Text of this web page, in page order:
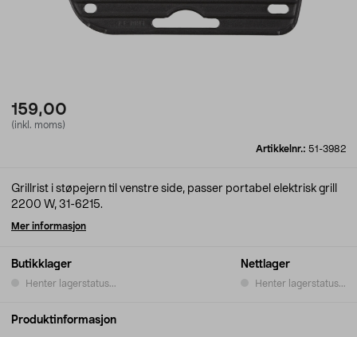
159,00
(inkl. moms)
Artikkelnr.: 51-3982
Butikklager
Henter lagerstatus...
Nettlager
Henter lagerstatus...
Grillrist i støpejern til venstre side, passer portabel elektrisk grill
2200 W, 31-6215.
Mer informasjon
Produktinformasjon